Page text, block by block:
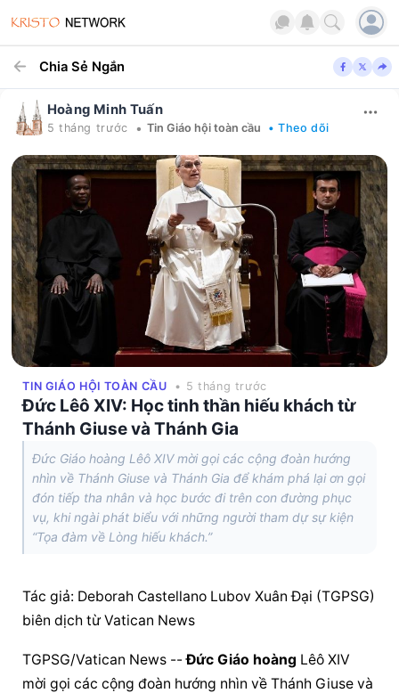
Chia Sẻ Ngắn
Hoàng Minh Tuấn
5 tháng trước • Tin Giáo hội toàn cầu • Theo dõi
TIN GIÁO HỘI TOÀN CẦU • 5 tháng trước
Đức Lêô XIV: Học tinh thần hiếu khách từ
Thánh Giuse và Thánh Gia
Đức Giáo hoàng Lêô XIV mời gọi các cộng đoàn hướng
nhìn về Thánh Giuse và Thánh Gia để khám phá lại ơn gọi
đón tiếp tha nhân và học bước đi trên con đường phục
vụ, khi ngài phát biểu với những người tham dự sự kiện
“Tọa đàm về Lòng hiếu khách.”
Tác giả: Deborah Castellano Lubov Xuân Đại (TGPSG)
biên dịch từ Vatican News
TGPSG/Vatican News -- Đức Giáo hoàng Lêô XIV
mời gọi các cộng đoàn hướng nhìn về Thánh Giuse và